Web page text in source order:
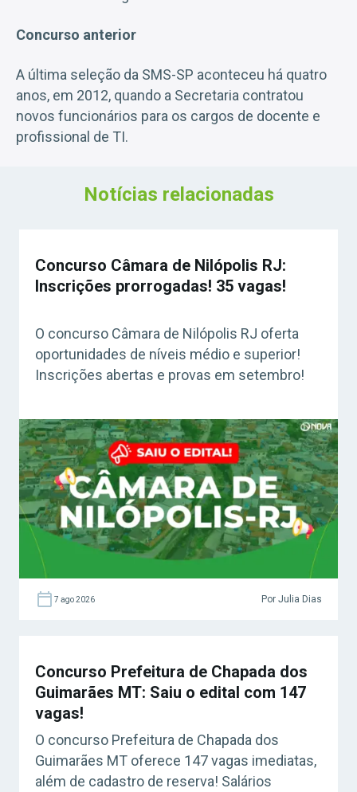
Concurso anterior
A última seleção da SMS-SP aconteceu há quatro
anos, em 2012, quando a Secretaria contratou
novos funcionários para os cargos de docente e
profissional de TI.
Notícias relacionadas
Concurso Câmara de Nilópolis RJ:
Inscrições prorrogadas! 35 vagas!
O concurso Câmara de Nilópolis RJ oferta
oportunidades de níveis médio e superior!
Inscrições abertas e provas em setembro!
7 ago 2026 Por Julia Dias
Concurso Prefeitura de Chapada dos
Guimarães MT: Saiu o edital com 147
vagas!
O concurso Prefeitura de Chapada dos
Guimarães MT oferece 147 vagas imediatas,
além de cadastro de reserva! Salários